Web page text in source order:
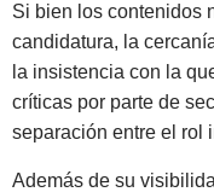
Si bien los contenidos
candidatura, la
la insistencia con la
críticas por parte de
separación entre el rol
Además de su